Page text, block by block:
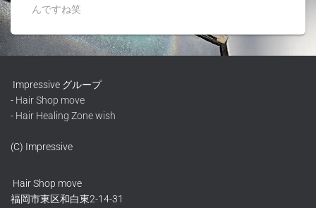
んですね笑
Impressive グループ
- Hair Shop move
- Hair Healing Zone wish
(C) Impressive
Hair Shop move
福岡市東区和白東2-14-31